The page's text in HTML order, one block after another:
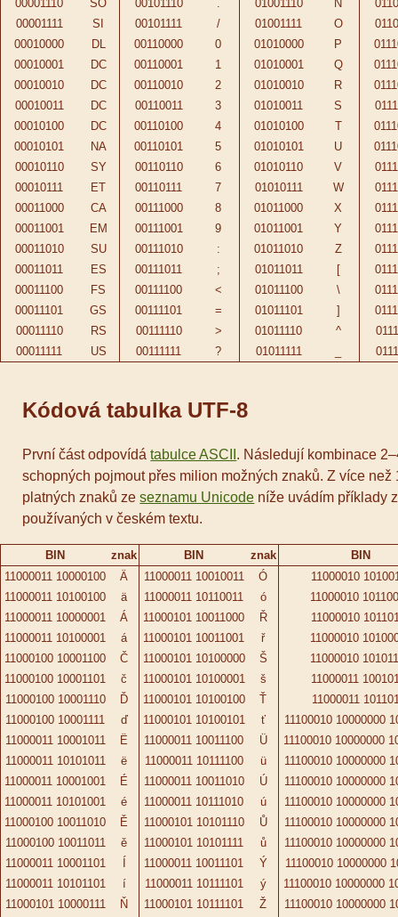
00001110 SO 00101110 . 01001110 N
00001111
SI 00101111 / 01001111 O
00010000
DL 00110000 0 01010000 P
00010001
DC 00110001 1 01010001 Q
00010010
DC 00110010 2 01010010 R
00010011
DC 00110011 3 01010011 S
00010100
DC 00110100 4 01010100 T
00010101
NA 00110101 5 01010101 U
00010110
SY 00110110 6 01010110 V
00010111
ET 00110111 7 01010111 W
00011000
CA 00111000 8 01011000 X
00011001
EM 00111001 9 01011001 Y
00011010
SU 00111010 : 01011010 Z
00011011
ES 00111011 ; 01011011 [
00011100
FS 00111100 < 01011100 \
00011101
GS 00111101 = 01011101 ]
00011110
RS 00111110 > 01011110 ^
00011111
US 00111111 ? 01011111
Kódová tabulka UTF-8
První část odpovídátabulce ASCII . Následují kombinace
schopných pojmout přes milion možných znaků. Z více než
platných znaků zeseznamu Unicode níže uvádím příklady
používaných v českém textu.
BIN znak BIN znak
BIN
11000011 10000100
Ä 11000011 10010011 Ó
11000010
11000011 10100100
ä 11000011 10110011 ó
11000010
11000011 10000001
Á 11000101 10011000 Ř
11000010
11000011 10100001
á 11000101 10011001 ř
11000010
11000100 10001100
Č 11000101 10100000 Š
11000010
11000100 10001101
č 11000101 10100001 š
11000011
11000100 10001110
Ď 11000101 10100100 Ť
11000011
11000100 10001111
ď 11000101 10100101 ť
11100010 10000000
11000011 10001011
Ë 11000011 10011100 Ü
11100010 10000000
11000011 10101011
ë 11000011 10111100 ü
11100010 10000000
11000011 10001001
É 11000011 10011010 Ú
11100010 10000000
11000011 10101001
é 11000011 10111010 ú
11100010 10000000
11000100 10011010
Ě 11000101 10101110 Ů
11100010 10000000
11000100 10011011
ě 11000101 10101111 ů
11100010 10000000
11000011 10001101
11000011 10011101 Ý
11100010 10000000
11000011 10101101
í 11000011 10111101 ý
11100010 10000000
11000101 10000111
Ň 11000101 10111101 Ž
11100010 10000000